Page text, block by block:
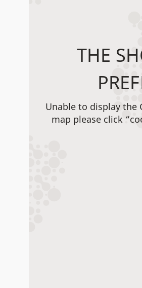
THE
Unable to display the
map please click